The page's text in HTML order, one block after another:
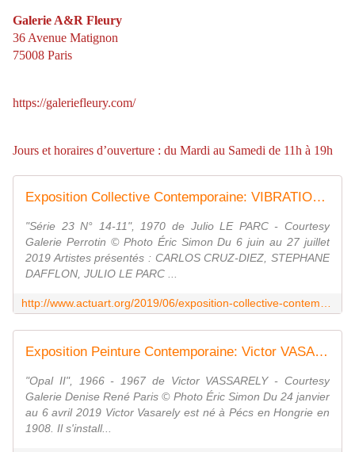
Galerie A&R Fleury
36 Avenue Matignon
75008 Paris
https://galeriefleury.com/
Jours et horaires d’ouverture : du Mardi au Samedi de 11h à 19h
Exposition Collective Contemporaine: VIBRATIONS - ACTUART by Eric SIMON
"Série 23 N° 14-11", 1970 de Julio LE PARC - Courtesy
Galerie Perrotin © Photo Éric Simon Du 6 juin au 27 juillet
2019 Artistes présentés : CARLOS CRUZ-DIEZ, STEPHANE
DAFFLON, JULIO LE PARC ...
Exposition Peinture Contemporaine: Victor VASARELY " Une aventure de 75 ans chez Denise René " - ACTUART by Eric SIMON
"Opal II", 1966 - 1967 de Victor VASSARELY - Courtesy
Galerie Denise René Paris © Photo Éric Simon Du 24 janvier
au 6 avril 2019 Victor Vasarely est né à Pécs en Hongrie en
1908. Il s'install...